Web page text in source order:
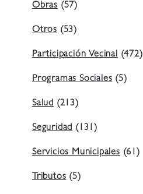
Obras (57)
Otros (53)
Participación Vecinal (472)
Programas Sociales (5)
Salud (213)
Seguridad (131)
Servicios Municipales (61)
Tributos (5)